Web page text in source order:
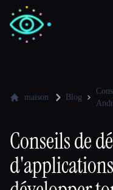
Développeurs
🎓Étudiants
maison Blog
Conseils de